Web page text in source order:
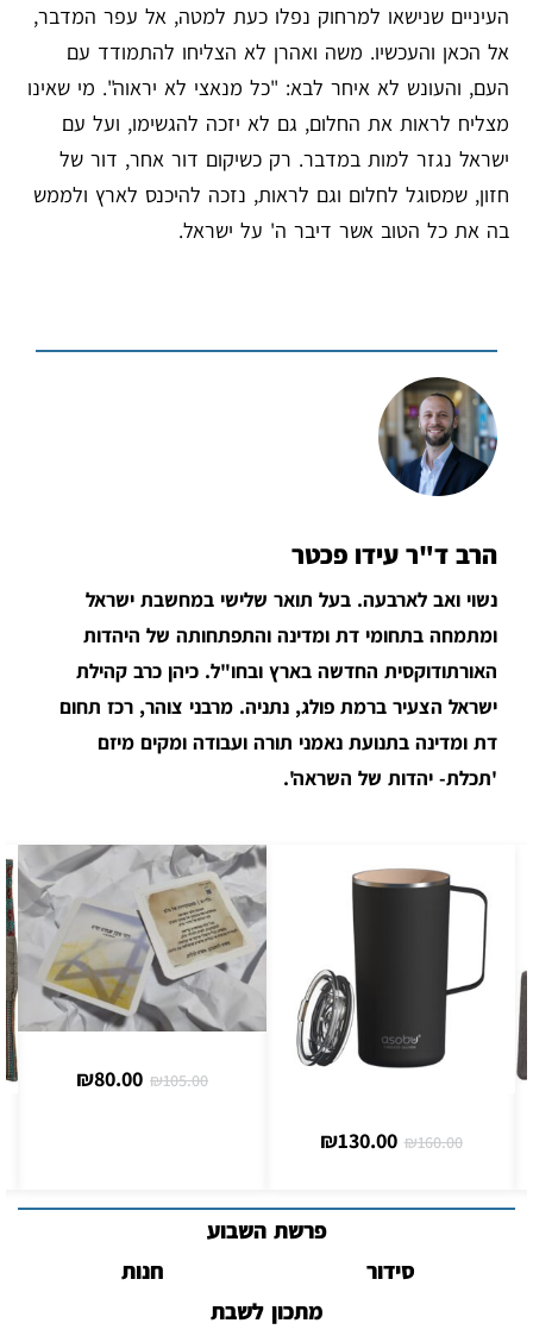
העיניים שנישאו למרחוק נפלו כעת למטה, אל עפר המדבר,
אל הכאן והעכשיו. משה ואהרן לא הצליחו להתמודד עם
העם, והעונש לא איחר לבא: "כל מנאצי לא יראוה". מי שאינו
מצליח לראות את החלום, גם לא יזכה להגשימו, ועל עם
ישראל נגזר למות במדבר. רק כשיקום דור אחר, דור של
חזון, שמסוגל לחלום וגם לראות, נזכה להיכנס לארץ ולממש
בה את כל הטוב אשר דיבר ה' על ישראל.
הרב ד"ר עידו פכטר
נשוי ואב לארבעה. בעל תואר שלישי במחשבת ישראל
ומתמחה בתחומי דת ומדינה והתפתחותה של היהדות
האורתודוקסית החדשה בארץ ובחו"ל. כיהן כרב קהילת
ישראל הצעיר ברמת פולג, נתניה. מרבני צוהר, רכז תחום
דת ומדינה בתנועת נאמני תורה ועבודה ומקים מיזם
'תכלת- יהדות של השראה'.
₪160.00
₪130.00
₪105.00
₪80.00
פרשת השבוע
סידור
חנות
מתכון לשבת